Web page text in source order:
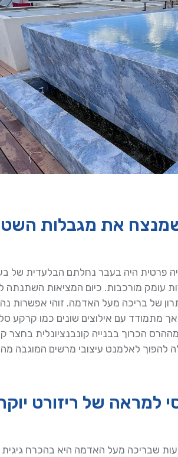
את מגבלות
פרטית היה בעבר נחלתם הבלעדית של
עומק מורכבות. כיום המציאות השתנתה
של בריכה מעל האדמה. זוהי אפשרות
אך מתמודד עם אילוצים שונים כמו קרקע
הכרוך בבנייה קונבנציונלית
להפוך לאלמנט עיצובי מרשים המוגבה
למראה של ריזורט
שבריכה מעל האדמה היא בהכרח